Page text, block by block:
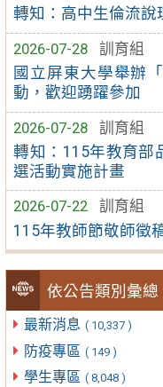
轉知：高中生倫流說
2026-07-28
訓育組
國立屏東大學舉辦
動，歡迎踴躍參加
2026-07-28
訓育組
轉知：115年教育部
選活動實施計畫
2026-07-22
訓育組
115年教師節敬師徵
依公告類別彙總
最新消息 ( 10,337 )
防疫專區 ( 149 )
學生專區 ( 8,048 )